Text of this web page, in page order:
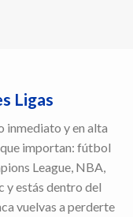
Ligas
inmediato y en alta
importan: fútbol
League, NBA,
y estás dentro del
vuelvas a perderte